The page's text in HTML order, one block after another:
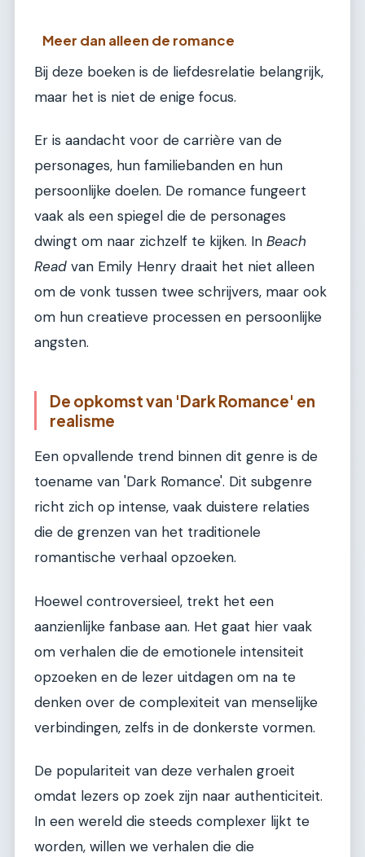
Meer dan alleen de romance
Bij deze boeken is de liefdesrelatie belangrijk,
maar het is niet de enige focus.
Er is aandacht voor de carrière van de
personages, hun familiebanden en hun
persoonlijke doelen. De romance fungeert
vaak als een spiegel die de personages
dwingt om naar zichzelf te kijken. In Beach
Read van Emily Henry draait het niet alleen
om de vonk tussen twee schrijvers, maar ook
om hun creatieve processen en persoonlijke
angsten.
De opkomst van 'Dark Romance' en
realisme
Een opvallende trend binnen dit genre is de
toename van 'Dark Romance'. Dit subgenre
richt zich op intense, vaak duistere relaties
die de grenzen van het traditionele
romantische verhaal opzoeken.
Hoewel controversieel, trekt het een
aanzienlijke fanbase aan. Het gaat hier vaak
om verhalen die de emotionele intensiteit
opzoeken en de lezer uitdagen om na te
denken over de complexiteit van menselijke
verbindingen, zelfs in de donkerste vormen.
De populariteit van deze verhalen groeit
omdat lezers op zoek zijn naar authenticiteit.
In een wereld die steeds complexer lijkt te
worden, willen we verhalen die die